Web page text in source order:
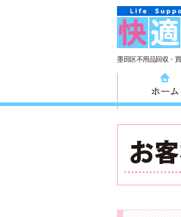
墨田区不用品回収・